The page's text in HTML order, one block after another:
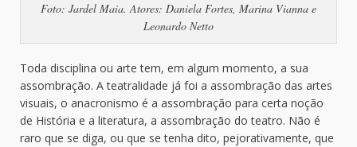
Foto: Jardel Maia. Atores: Daniela Fortes, Marina Vianna e
Leonardo Netto
Toda disciplina ou arte tem, em algum momento, a sua
assombração. A teatralidade já foi a assombração das artes
visuais, o anacronismo é a assombração para certa noção
de História e a literatura, a assombração do teatro. Não é
raro que se diga, ou que se tenha dito, pejorativamente, que